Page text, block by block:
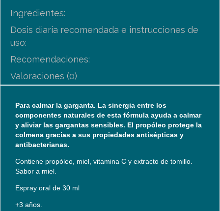
Ingredientes:
Dosis diaria recomendada e instrucciones de
uso:
Recomendaciones:
Valoraciones (0)
Para calmar la garganta. La sinergia entre los
componentes naturales de esta fórmula ayuda a calmar
y aliviar las gargantas sensibles. El propóleo protege la
colmena gracias a sus propiedades antisépticas y
antibacterianas.
Contiene propóleo, miel, vitamina C y extracto de tomillo.
Sabor a miel.
Espray oral de 30 ml
+3 años.